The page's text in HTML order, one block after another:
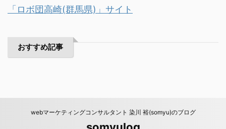
「ロボ団高崎(群馬県)」サイト
おすすめ記事
webマーケティングコンサルタント 染川 裕(somyu)のブログ